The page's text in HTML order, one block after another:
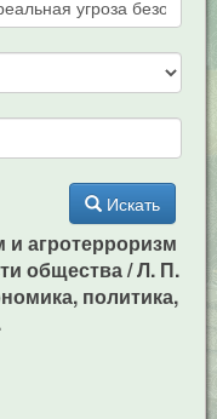
Искать
агротерроризм
общества / Л. П.
политика,